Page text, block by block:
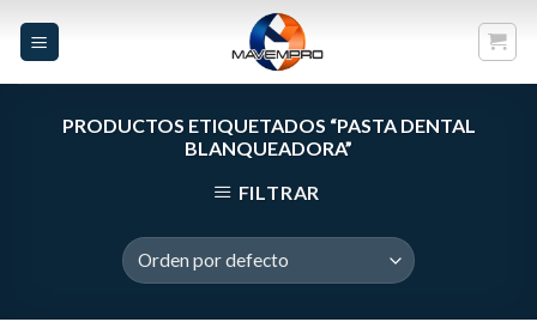
PRODUCTOS ETIQUETADOS “PASTA DENTAL
BLANQUEADORA”
FILTRAR